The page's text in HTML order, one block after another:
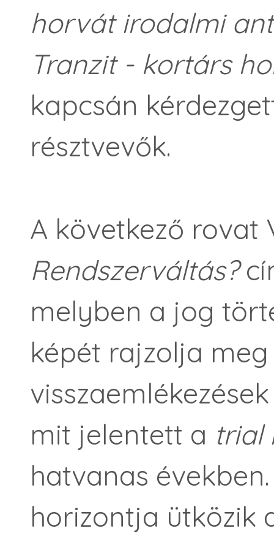
horvát irodalmi
Tranzit - kortárs
kapcsán
résztvevők.
A következő rovat
Rendszerváltás?
melyben a jog
képét rajzolja
mit jelentett a
hatvanas
horizontja ütközik